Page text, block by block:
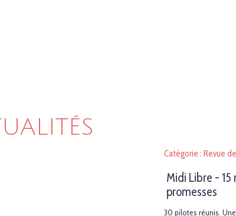
Catégorie : Revue
Midi Libre -
promesses
30 pilotes réunis.